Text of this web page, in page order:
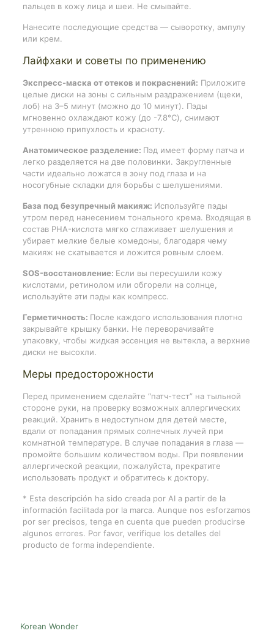
пальцев в кожу лица и шеи. Не смывайте.
Нанесите последующие средства — сыворотку, ампулу
или крем.
Лайфхаки и советы по применению
Экспресс-маска от отеков и покраснений: Приложите
целые диски на зоны с сильным раздражением (щеки,
лоб) на 3–5 минут (можно до 10 минут). Пэды
мгновенно охлаждают кожу (до -7.8°C), снимают
утреннюю припухлость и красноту.
Анатомическое разделение: Пэд имеет форму патча и
легко разделяется на две половинки. Закругленные
части идеально ложатся в зону под глаза и на
носогубные складки для борьбы с шелушениями.
База под безупречный макияж: Используйте пэды
утром перед нанесением тонального крема. Входящая в
состав PHA-кислота мягко сглаживает шелушения и
убирает мелкие белые комедоны, благодаря чему
макияж не скатывается и ложится ровным слоем.
SOS-восстановление: Если вы пересушили кожу
кислотами, ретинолом или обгорели на солнце,
используйте эти пэды как компресс.
Герметичность: После каждого использования плотно
закрывайте крышку банки. Не переворачивайте
упаковку, чтобы жидкая эссенция не вытекла, а верхние
диски не высохли.
Меры предосторожности
Перед применением сделайте “патч-тест” на тыльной
стороне руки, на проверку возможных аллергических
реакций. Хранить в недоступном для детей месте,
вдали от попадания прямых солнечных лучей при
комнатной температуре. В случае попадания в глаза —
промойте большим количеством воды. При появлении
аллергической реакции, пожалуйста, прекратите
использовать продукт и обратитесь к доктору.
* Esta descripción ha sido creada por AI a partir de la
información facilitada por la marca. Aunque nos esforzamos
por ser precisos, tenga en cuenta que pueden producirse
algunos errores. Por favor, verifique los detalles del
producto de forma independiente.
Korean Wonder